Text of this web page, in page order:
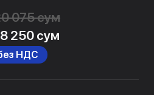
075 сум
250 сум
НДС